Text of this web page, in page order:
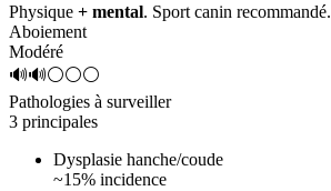
Physique + mental. Sport canin recommandé.
Aboiement
Modéré
🔊🔊⚪⚪⚪
Pathologies à surveiller
3 principales
Dysplasie hanche/coude
~15% incidence